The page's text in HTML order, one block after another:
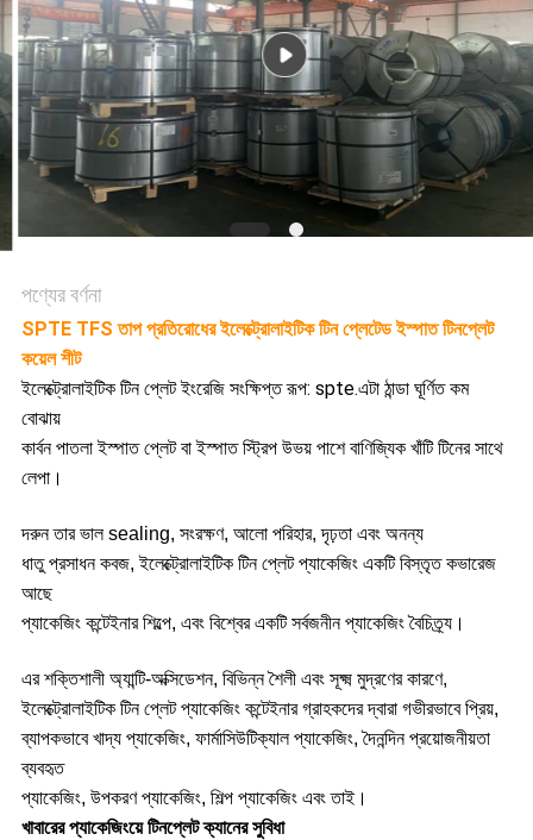
সাইট
ম্যাপ
গোপনীয়তা
পণ্যের বর্ণনা
SPTE TFS তাপ প্রতিরোধের ইলেক্ট্রোলাইটিক টিন প্লেটেড ইস্পাত টিনপ্লেট
কয়েল শীট
ইলেক্ট্রোলাইটিক টিন প্লেট ইংরেজি সংক্ষিপ্ত রূপ: spte.এটা ঠান্ডা ঘূর্ণিত কম
বোঝায়
কার্বন পাতলা ইস্পাত প্লেট বা ইস্পাত স্ট্রিপ উভয় পাশে বাণিজ্যিক খাঁটি টিনের সাথে
লেপা।
দরুন তার ভাল sealing, সংরক্ষণ, আলো পরিহার, দৃঢ়তা এবং অনন্য
ধাতু প্রসাধন কবজ, ইলেক্ট্রোলাইটিক টিন প্লেট প্যাকেজিং একটি বিস্তৃত কভারেজ
আছে
প্যাকেজিং কন্টেইনার শিল্পে, এবং বিশ্বের একটি সর্বজনীন প্যাকেজিং বৈচিত্র্য।
এর শক্তিশালী অ্যান্টি-অক্সিডেশন, বিভিন্ন শৈলী এবং সূক্ষ্ম মুদ্রণের কারণে,
ইলেক্ট্রোলাইটিক টিন প্লেট প্যাকেজিং কন্টেইনার গ্রাহকদের দ্বারা গভীরভাবে প্রিয়,
ব্যাপকভাবে খাদ্য প্যাকেজিং, ফার্মাসিউটিক্যাল প্যাকেজিং, দৈনন্দিন প্রয়োজনীয়তা
ব্যবহৃত
প্যাকেজিং, উপকরণ প্যাকেজিং, শিল্প প্যাকেজিং এবং তাই।
খাবারের প্যাকেজিংয়ে টিনপ্লেট ক্যানের সুবিধা